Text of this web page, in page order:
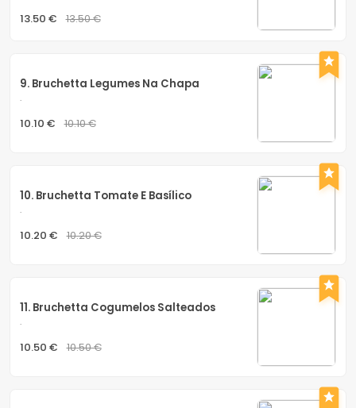
13.50 € 13.50 €
9. Bruchetta Legumes Na Chapa
.
10.10 € 10.10 €
10. Bruchetta Tomate E Basílico
.
10.20 € 10.20 €
11. Bruchetta Cogumelos Salteados
.
10.50 € 10.50 €